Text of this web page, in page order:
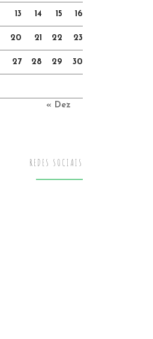
13 14 15 16
20 21 22 23
27 28 29 30
« Dez
REDES SOCIAIS